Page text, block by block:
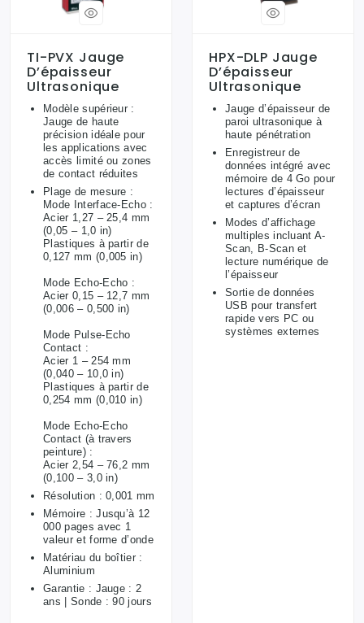
TI-PVX Jauge
D’épaisseur
Ultrasonique
Modèle supérieur :
Jauge de haute
précision idéale pour
les applications avec
accès limité ou zones
de contact réduites
Plage de mesure :
Mode Interface-Echo :
Acier 1,27 – 25,4 mm
(0,05 – 1,0 in)
Plastiques à partir de
0,127 mm (0,005 in)
Mode Echo-Echo :
Acier 0,15 – 12,7 mm
(0,006 – 0,500 in)
Mode Pulse-Echo
Contact :
Acier 1 – 254 mm
(0,040 – 10,0 in)
Plastiques à partir de
0,254 mm (0,010 in)
Mode Echo-Echo
Contact (à travers
peinture) :
Acier 2,54 – 76,2 mm
(0,100 – 3,0 in)
Résolution : 0,001 mm
Mémoire : Jusqu’à 12
000 pages avec 1
valeur et forme d’onde
Matériau du boîtier :
Aluminium
Garantie : Jauge : 2
ans | Sonde : 90 jours
HPX-DLP Jauge
D’épaisseur
Ultrasonique
Jauge d’épaisseur de
paroi ultrasonique à
haute pénétration
Enregistreur de
données intégré avec
mémoire de 4 Go pour
lectures d’épaisseur
et captures d’écran
Modes d’affichage
multiples incluant A-
Scan, B-Scan et
lecture numérique de
l’épaisseur
Sortie de données
USB pour transfert
rapide vers PC ou
systèmes externes